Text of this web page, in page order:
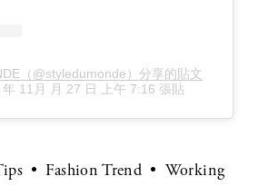
（@styledumonde）分享的貼文
11月 月 27 日 上午 7:16 張貼
Fashion Trend
Working